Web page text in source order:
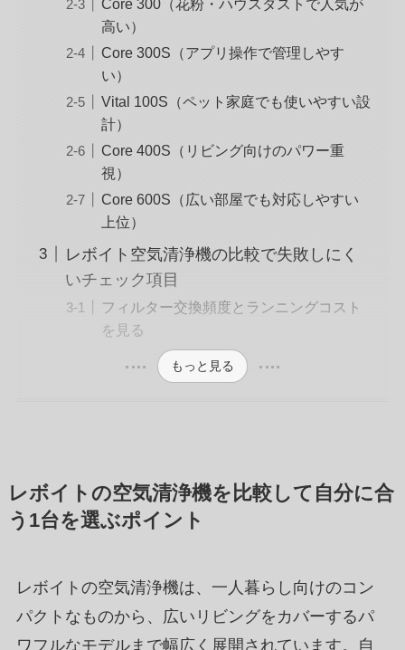
Core 300（花粉・ハウスダストで人気が
高い）
Core 300S（アプリ操作で管理しやす
い）
Vital 100S（ペット家庭でも使いやすい設
計）
Core 400S（リビング向けのパワー重
視）
Core 600S（広い部屋でも対応しやすい
上位）
レボイト空気清浄機の比較で失敗しにく
いチェック項目
フィルター交換頻度とランニングコスト
を見る
もっと見る
レボイトの空気清浄機を比較して自分に合
う1台を選ぶポイント
レボイトの空気清浄機は、一人暮らし向けのコン
パクトなものから、広いリビングをカバーするパ
ワフルなモデルまで幅広く展開されています。自